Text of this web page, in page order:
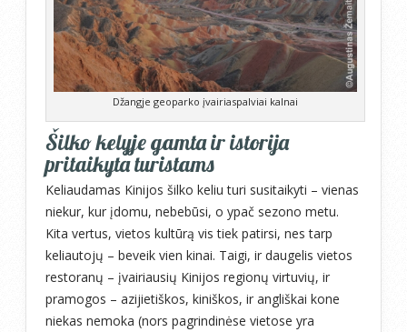
Džangje geoparko įvairiaspalviai kalnai
Šilko kelyje gamta ir istorija
pritaikyta turistams
Keliaudamas Kinijos šilko keliu turi susitaikyti – vienas
niekur, kur įdomu, nebebūsi, o ypač sezono metu.
Kita vertus, vietos kultūrą vis tiek patirsi, nes tarp
keliautojų – beveik vien kinai. Taigi, ir daugelis vietos
restoranų – įvairiausių Kinijos regionų virtuvių, ir
pramogos – azijietiškos, kiniškos, ir angliškai kone
niekas nemoka (nors pagrindinėse vietose yra